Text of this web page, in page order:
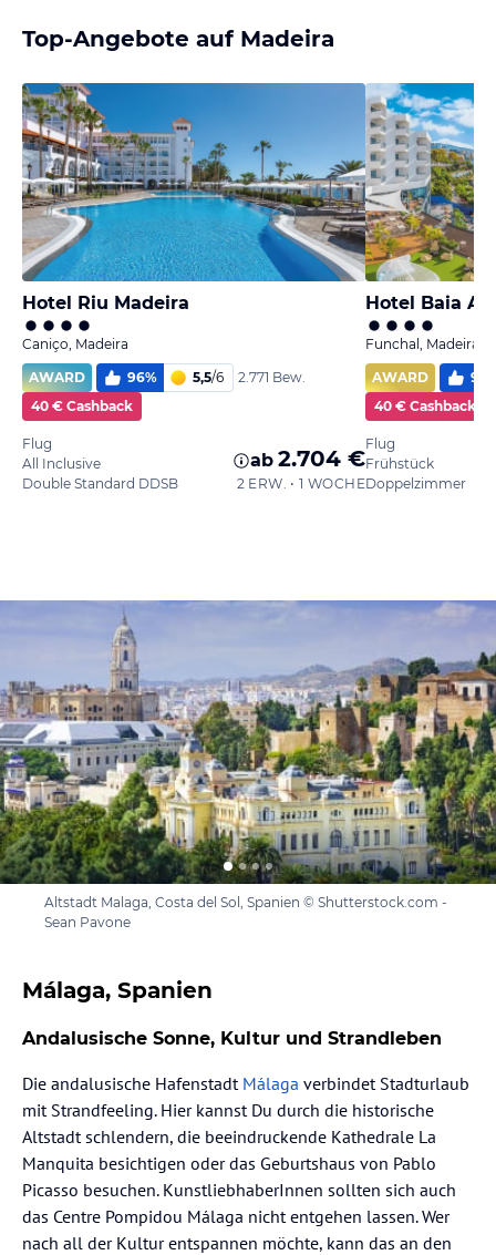
Top-Angebote auf Madeira
Hotel Riu Madeira
Caniço, Madeira
AWARD
96% 5,5/6
2.771 Bew.
40 € Cashback
Flug
All Inclusive
Double Standard DDSB
ab 2.704 €
2 ERW. • 1 WOCHE
Hotel Baia
Funchal, Madeira
AWARD
97
40 € Cashback
Flug
Frühstück
Doppelzimmer
Altstadt Malaga, Costa del Sol, Spanien © Shutterstock.com -
Sean Pavone
Málaga, Spanien
Andalusische Sonne, Kultur und Strandleben
Die andalusische Hafenstadt Málaga verbindet Stadturlaub
mit Strandfeeling. Hier kannst Du durch die historische
Altstadt schlendern, die beeindruckende Kathedrale La
Manquita besichtigen oder das Geburtshaus von Pablo
Picasso besuchen. KunstliebhaberInnen sollten sich auch
das Centre Pompidou Málaga nicht entgehen lassen. Wer
nach all der Kultur entspannen möchte, kann das an den